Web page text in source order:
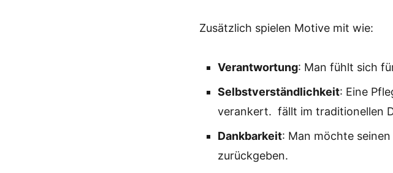
Zusätzlich spielen Motive mit wie:
Verantwortung: Man fühlt sich
Selbstverständlichkeit: Eine
verankert. fällt im traditionellen
Dankbarkeit: Man möchte
zurückgeben.